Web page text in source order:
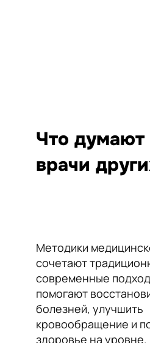
Что думают
врачи
Методики
сочетают
современные
помогают
болезней, улучшить
кровообращение и
здоровье на уровне.